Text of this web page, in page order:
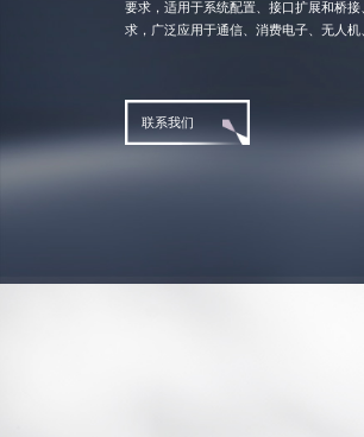
要求，适用于系统配置、接口扩展和桥
求，广泛应用于通信、消费电子、无人机
联系我们